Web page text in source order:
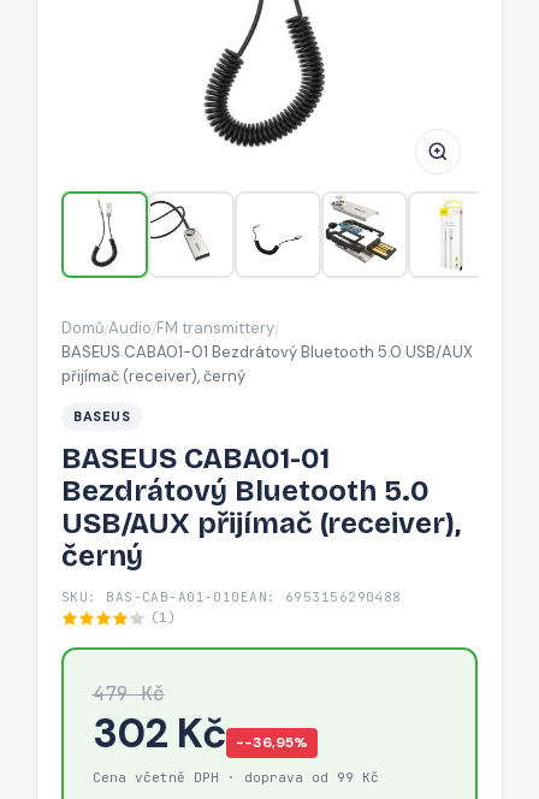
BASEUS
CABA01-
Bezdrátový
Bluetooth
USB/AUX
přijímač
(receiver),
černý
Domů/Audio/FM transmittery/
BASEUS CABA01-01 Bezdrátový Bluetooth 5.0 USB/AUX
přijímač (receiver), černý
BASEUS
BASEUS CABA01-01
Bezdrátový Bluetooth 5.0
USB/AUX přijímač (receiver),
černý
SKU: BAS-CAB-A01-010 EAN: 6953156290488
(1)
479 Kč
302 Kč −-36,95%
Cena včetně DPH · doprava od 99 Kč